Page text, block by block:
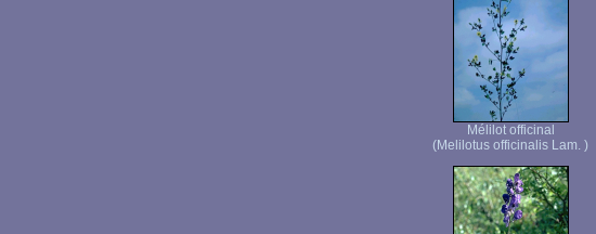
Mélilot officinal
(Melilotus officinalis Lam. )